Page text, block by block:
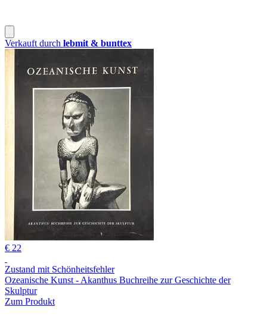
Verkauft durch lebmit & bunttex
€ 22
Zustand mit Schönheitsfehler
Ozeanische Kunst - Akanthus Buchreihe zur Geschichte der
Skulptur
Zum Produkt